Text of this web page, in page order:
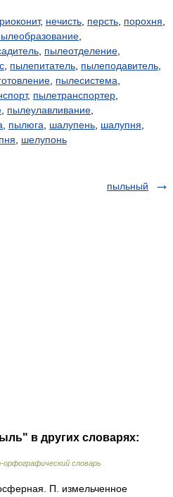
, нечисть персть порохня
пылеотделение
пылепитатель пылеподавитель
пылесистема
, пылетранспортер
пылеулавливание
пылюга шалупень шалупня
шелупонь
пыльный
в других словарях:
словарь
П. измельченное